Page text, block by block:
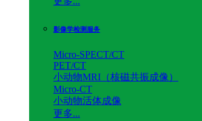
影像学检测服务
Micro-SPECT/CT
PET/CT
小动物MRI（核磁共振成像）
Micro-CT
小动物活体成像
更多...